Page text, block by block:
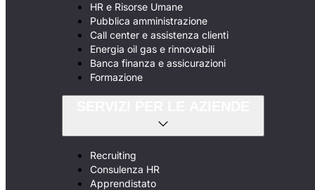
HR e Risorse Umane
Pubblica amministrazione
Call center e assistenza clienti
Energia oil gas e rinnovabili
Banca finanza e assicurazioni
Formazione
Recruiting
Consulenza HR
Apprendistato